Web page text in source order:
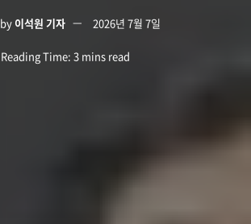
by 이석원 기자 2026년 7월 7일
Reading Time: 3 mins read